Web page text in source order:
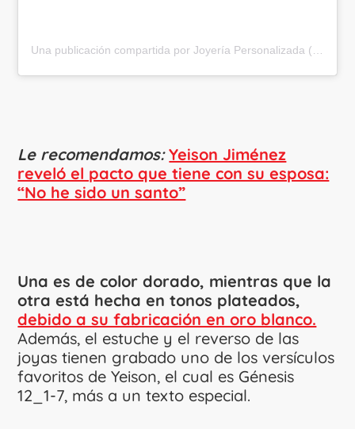
Le recomendamos: Yeison Jiménez
reveló el pacto que tiene con su esposa:
“No he sido un santo”
Una es de color dorado, mientras que la
otra está hecha en tonos plateados,
debido a su fabricación en oro blanco.
Además, el estuche y el reverso de las
joyas tienen grabado uno de los versículos
favoritos de Yeison, el cual es Génesis
12_1-7, más a un texto especial.